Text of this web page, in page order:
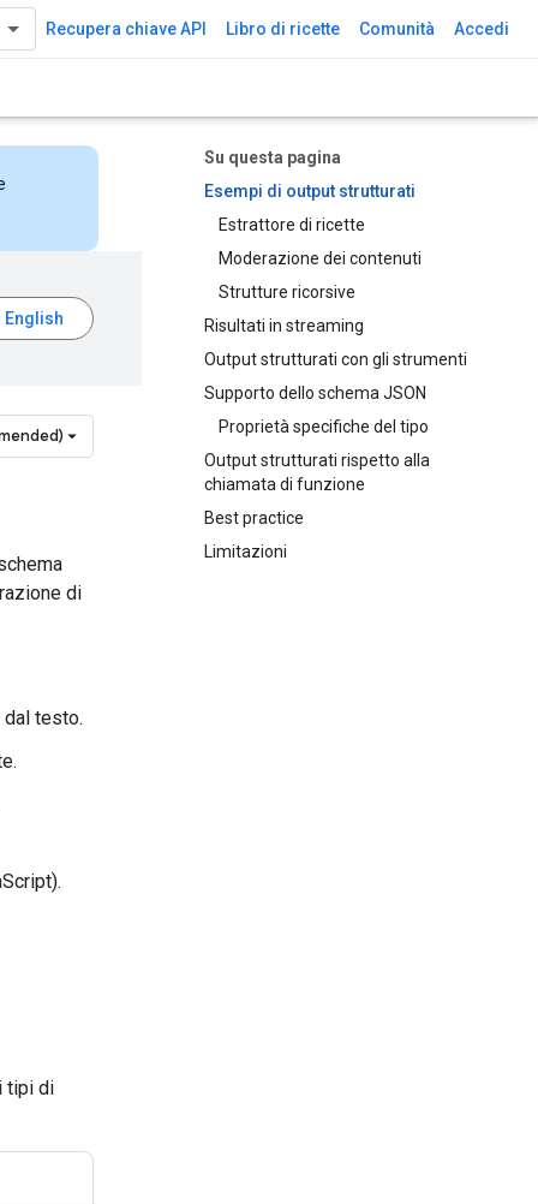
Recupera chiave API Libro di ricette Comunità Accedi
Su questa pagina
Esempi di output strutturati
Estrattore di ricette
Moderazione dei contenuti
Strutture ricorsive
Risultati in streaming
Output strutturati con gli strumenti
Supporto dello schema JSON
Proprietà specifiche del tipo
Output strutturati rispetto alla
chiamata di funzione
Best practice
Limitazioni
di
testo.
tipi di